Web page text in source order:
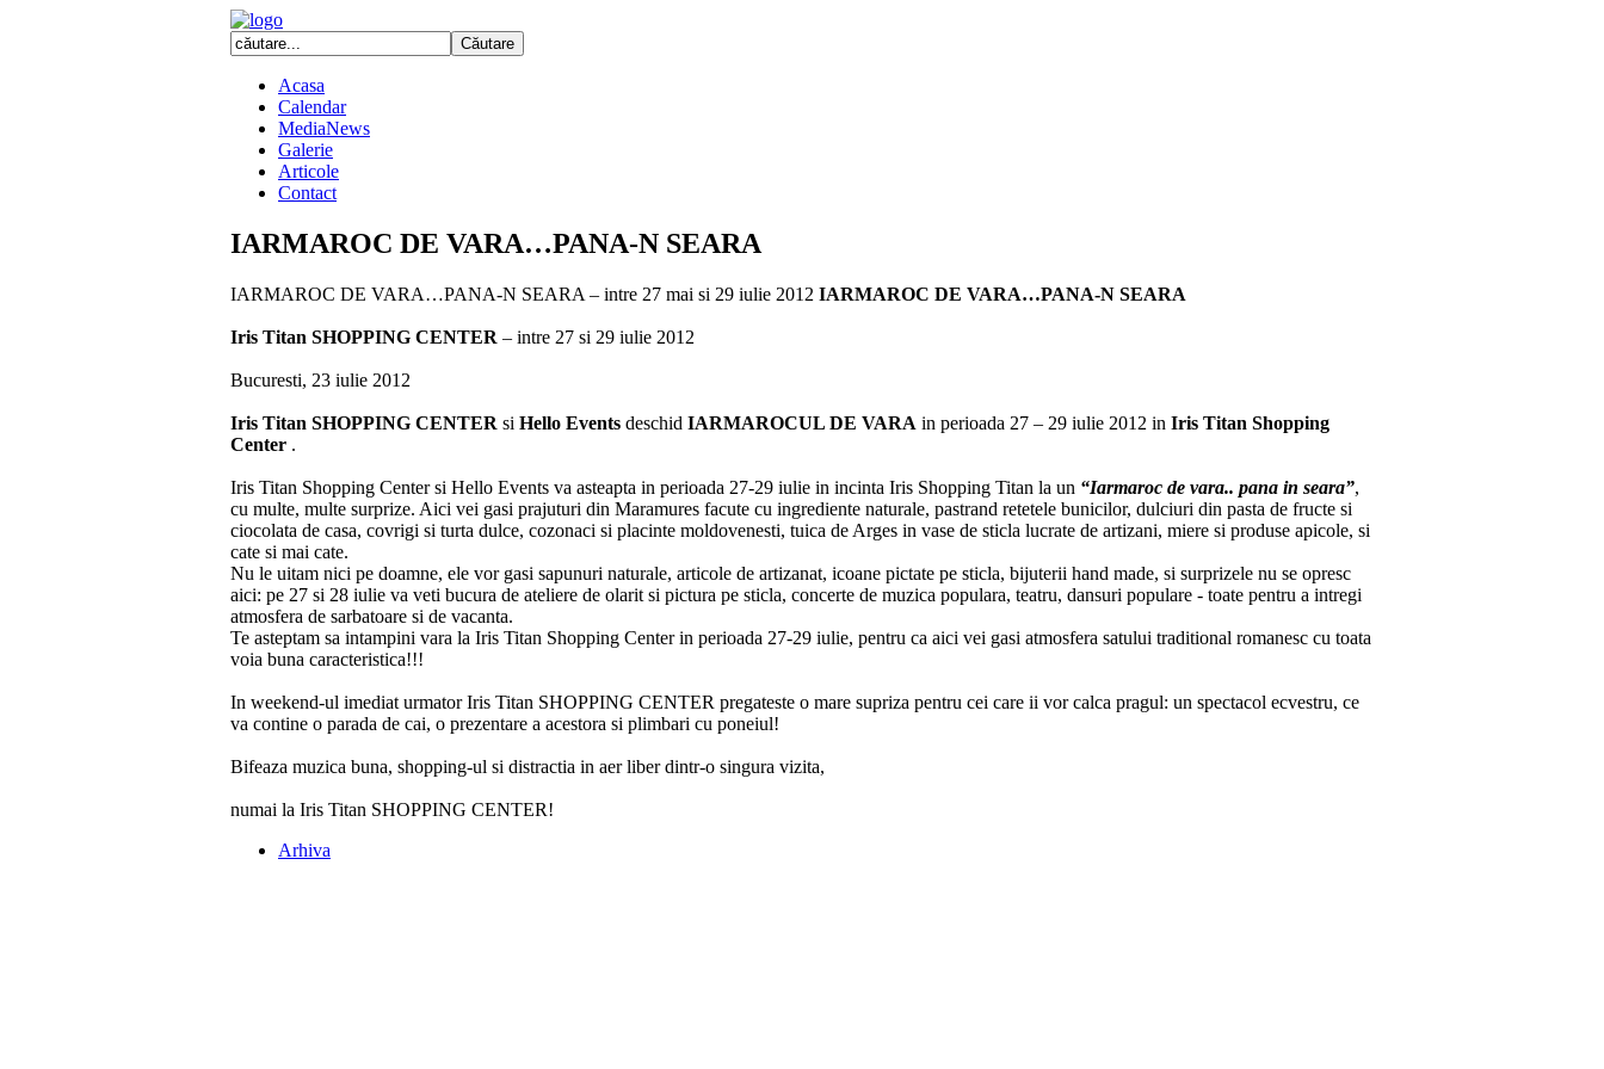
Acasa
Calendar
MediaNews
Galerie
Articole
Contact
IARMAROC DE VARA…PANA-N SEARA
IARMAROC DE VARA…PANA-N SEARA – intre 27 mai si 29 iulie 2012 IARMAROC DE VARA…PANA-N SEARA
Iris Titan SHOPPING CENTER – intre 27 si 29 iulie 2012
Bucuresti, 23 iulie 2012
Iris Titan SHOPPING CENTER si Hello Events deschid IARMAROCUL DE VARA in perioada 27 – 29 iulie 2012 in Iris Titan Shopping
Center .
Iris Titan Shopping Center si Hello Events va asteapta in perioada 27-29 iulie in incinta Iris Shopping Titan la un “Iarmaroc de vara.. pana in seara”,
cu multe, multe surprize. Aici vei gasi prajuturi din Maramures facute cu ingrediente naturale, pastrand retetele bunicilor, dulciuri din pasta de fructe si
ciocolata de casa, covrigi si turta dulce, cozonaci si placinte moldovenesti, tuica de Arges in vase de sticla lucrate de artizani, miere si produse apicole, si
cate si mai cate.
Nu le uitam nici pe doamne, ele vor gasi sapunuri naturale, articole de artizanat, icoane pictate pe sticla, bijuterii hand made, si surprizele nu se opresc
aici: pe 27 si 28 iulie va veti bucura de ateliere de olarit si pictura pe sticla, concerte de muzica populara, teatru, dansuri populare - toate pentru a intregi
atmosfera de sarbatoare si de vacanta.
Te asteptam sa intampini vara la Iris Titan Shopping Center in perioada 27-29 iulie, pentru ca aici vei gasi atmosfera satului traditional romanesc cu toata
voia buna caracteristica!!!
In weekend-ul imediat urmator Iris Titan SHOPPING CENTER pregateste o mare supriza pentru cei care ii vor calca pragul: un spectacol ecvestru, ce
va contine o parada de cai, o prezentare a acestora si plimbari cu poneiul!
Bifeaza muzica buna, shopping-ul si distractia in aer liber dintr-o singura vizita,
numai la Iris Titan SHOPPING CENTER!
Arhiva